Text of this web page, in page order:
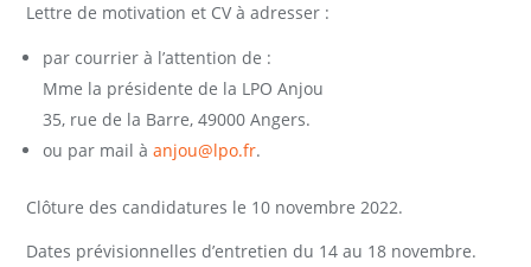
Lettre de motivation et CV à adresser :
par courrier à l’attention de :
Mme la présidente de la LPO Anjou
35, rue de la Barre, 49000 Angers.
ou par mail àanjou@lpo.fr.
Clôture des candidatures le 10 novembre 2022.
Dates prévisionnelles d’entretien du 14 au 18 novembre.